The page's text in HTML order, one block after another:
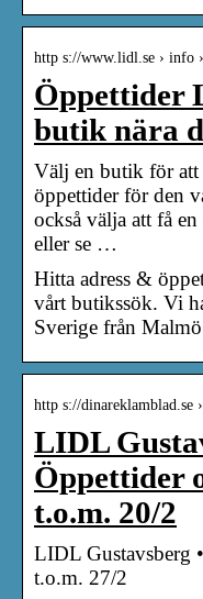
http s://www.lidl.se › info
Öppettider
butik nära
Välj en butik för att
öppettider för den
också välja att få
eller se …
Hitta adress &
vårt butikssök. Vi
Sverige från
http s://dinareklamblad.se
LIDL
Öppettider
t.o.m. 20/2
LIDL Gustavsberg
t.o.m. 27/2